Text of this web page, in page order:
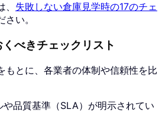
失敗しない倉庫見学時の17のチェ
さい。
べきチェックリスト
もとに、各業者の体制や信頼性を比
品質基準（SLA）が明示されてい